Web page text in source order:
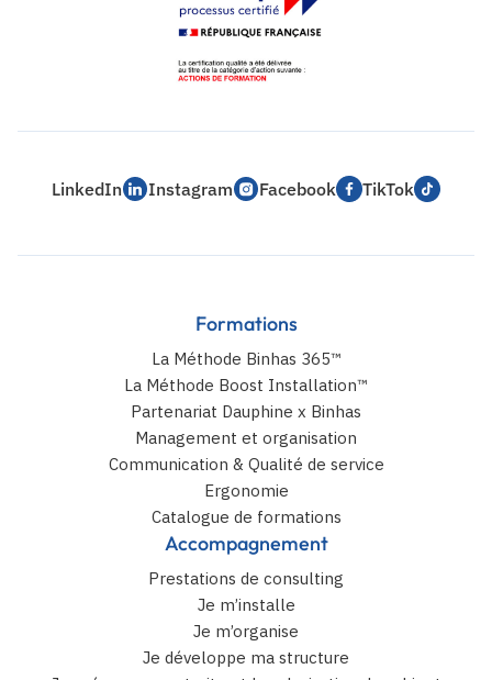
LinkedIn Instagram Facebook TikTok
Formations
La Méthode Binhas 365™
La Méthode Boost Installation™
Partenariat Dauphine x Binhas
Management et organisation
Communication & Qualité de service
Ergonomie
Catalogue de formations
Accompagnement
Prestations de consulting
Je m’installe
Je m’organise
Je développe ma structure